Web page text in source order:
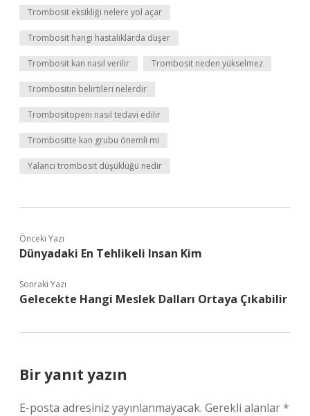
Trombosit eksikliği nelere yol açar
Trombosit hangi hastalıklarda düşer
Trombosit kan nasıl verilir Trombosit neden yükselmez
Trombositin belirtileri nelerdir
Trombositopeni nasıl tedavi edilir
Trombositte kan grubu önemli mi
Yalancı trombosit düşüklüğü nedir
Önceki Yazı
Dünyadaki En Tehlikeli Insan Kim
Sonraki Yazı
Gelecekte Hangi Meslek Dalları Ortaya Çıkabilir
Bir yanıt yazın
E-posta adresiniz yayınlanmayacak. Gerekli alanlar*